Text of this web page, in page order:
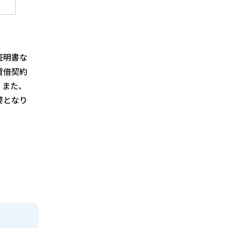
書な
借契約
た、
なり